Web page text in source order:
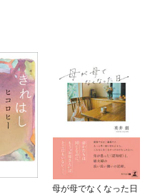
母が母でなくなった日